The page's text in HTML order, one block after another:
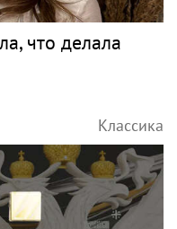
что делала
Классика